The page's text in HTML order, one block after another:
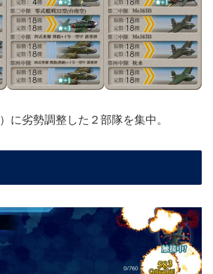
に劣勢調整した２部隊を集中。